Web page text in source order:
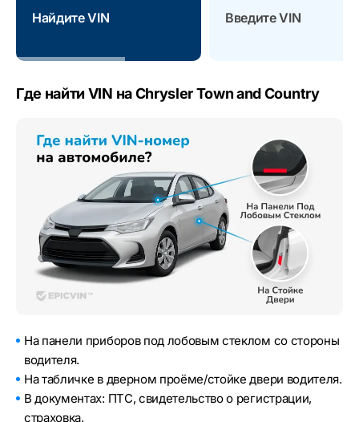
Найдите VIN Введите VIN
Где найти VIN на Chrysler Town and Country
На панели приборов под лобовым стеклом со стороны
водителя.
На табличке в дверном проёме/стойке двери водителя.
В документах: ПТС, свидетельство о регистрации,
страховка.